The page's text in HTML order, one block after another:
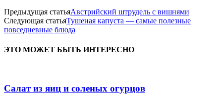
Предыдущая статьяАвстрийский штрудель с вишнями
Следующая статьяТушеная капуста — самые полезные
повседневные блюда
ЭТО МОЖЕТ БЫТЬ ИНТЕРЕСНО
Салат из яиц и соленых огурцов